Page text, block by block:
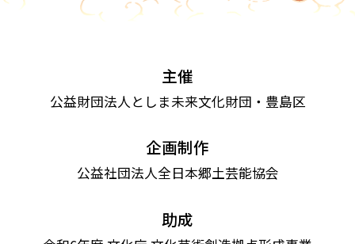
主催
公益財団法人としま未来文化財団・豊島区
企画制作
公益社団法人全日本郷土芸能協会
助成